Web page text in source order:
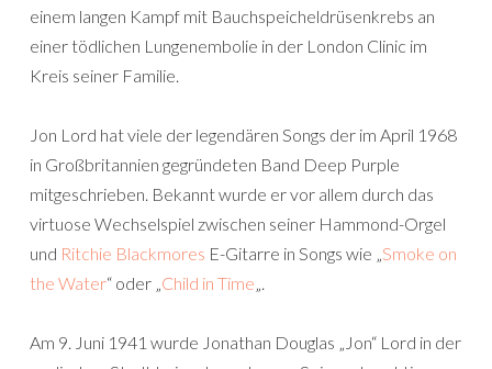
einem langen Kampf mit Bauchspeicheldrüsenkrebs an
einer tödlichen Lungenembolie in der London Clinic im
Kreis seiner Familie.
Jon Lord hat viele der legendären Songs der im April 1968
in Großbritannien gegründeten Band Deep Purple
mitgeschrieben. Bekannt wurde er vor allem durch das
virtuose Wechselspiel zwischen seiner Hammond-Orgel
und Ritchie Blackmores E-Gitarre in Songs wie „Smoke on
the Water“ oder „Child in Time„.
Am 9. Juni 1941 wurde Jonathan Douglas „Jon“ Lord in der